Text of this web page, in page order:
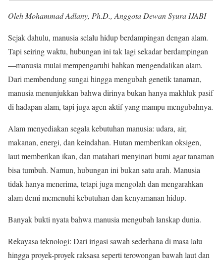
Oleh Mohammad Adlany, Ph.D., Anggota Dewan Syura IJABI
Sejak dahulu, manusia selalu hidup berdampingan dengan alam.
Tapi seiring waktu, hubungan ini tak lagi sekadar berdampingan
—manusia mulai mempengaruhi bahkan mengendalikan alam.
Dari membendung sungai hingga mengubah genetik tanaman,
manusia menunjukkan bahwa dirinya bukan hanya makhluk pasif
di hadapan alam, tapi juga agen aktif yang mampu mengubahnya.
Alam menyediakan segala kebutuhan manusia: udara, air,
makanan, energi, dan keindahan. Hutan memberikan oksigen,
laut memberikan ikan, dan matahari menyinari bumi agar tanaman
bisa tumbuh. Namun, hubungan ini bukan satu arah. Manusia
tidak hanya menerima, tetapi juga mengolah dan mengarahkan
alam demi memenuhi kebutuhan dan kenyamanan hidup.
Banyak bukti nyata bahwa manusia mengubah lanskap dunia.
Rekayasa teknologi: Dari irigasi sawah sederhana di masa lalu
hingga proyek-proyek raksasa seperti terowongan bawah laut dan